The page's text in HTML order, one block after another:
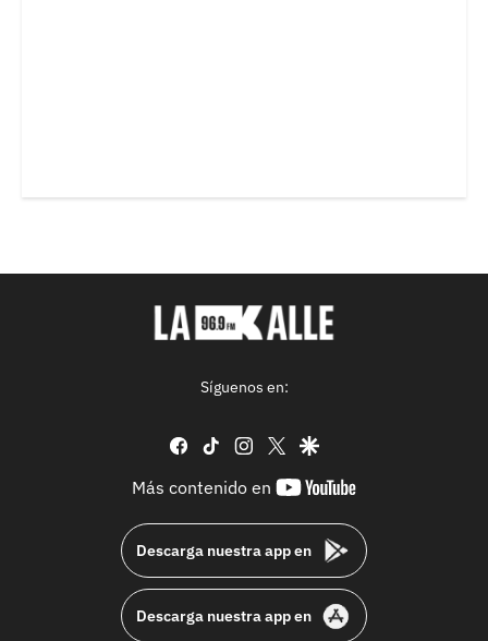
Síguenos en:
facebook
tiktok instagram
twittergoogle
Más contenido en
youtube-
Descarga nuestra app en
Descarga nuestra app en